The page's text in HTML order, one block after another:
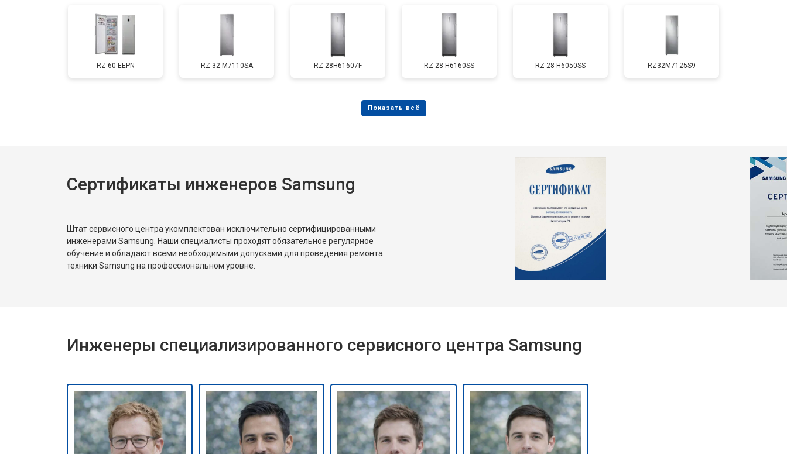
RZ-60 EEPN RZ-32 M7110SA RZ-28H61607F RZ-28 H6160SS RZ-28 H6050SS RZ32M7125S9
Сертификаты инженеров Samsung
Штат сервисного центра укомплектован исключительно сертифицированными
инженерами Samsung. Наши специалисты проходят обязательное регулярное
обучение и обладают всеми необходимыми допусками для проведения ремонта
техники Samsung на профессиональном уровне.
Инженеры специализированного сервисного центра Samsung